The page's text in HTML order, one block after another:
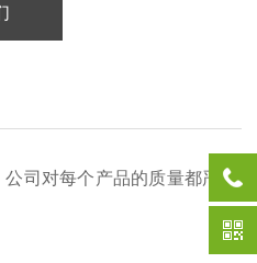
司对每个产品的质量都严